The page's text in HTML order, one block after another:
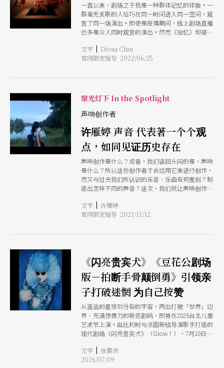
一直以来，剧场之于我是一种群体记忆的体验。一
群毫无关联的人恰巧在同一时间进入同一空间，观
赏了同一场演出。即使是疫情期间，线上剧场直播
也多是众人同时观赏的演出。然而《拾忆》却提供
钟的一对一互动。每场演出都是独特而个人的体
验。
文字 | Diosa Chin
官网限定报导 2022/06/25
聚光灯下 In the Spotlight
声响创作者
许雁婷 声音 代表著一个个观
点，如同见证历史存在
声响创作是什么？或者，我们该回头问的是，声响
是什么？所以这些创作者才会运用它来进行创作，
而又与过去我们所认识的乐音、乐曲有何差别？制
造出怎样不同的声音？这次，我们就让声响创作者
文字 | 许雁婷
官网限定报导 2021/11/12
《闪亮贵宾犬》《豆花公剧场
版－拍断手骨颠倒勇》引领亲
子打破迷惘 为自己按赞
从遥远的星球到分裂的宇宙，两出打破「世界」边
界、充满想像力的新奇剧码，即将在2026台北儿童
艺术节上演。由比利时与法国新锐导演联手打造的
现代剧场《闪亮贵宾犬》（Glow！），7月10日至
「义兴阁掌中剧团」推出的《豆花公剧场版－拍断
手骨颠倒勇》，7月11日、12日将于水源剧场摇滚
文字 | 张震洲
2026/07/09